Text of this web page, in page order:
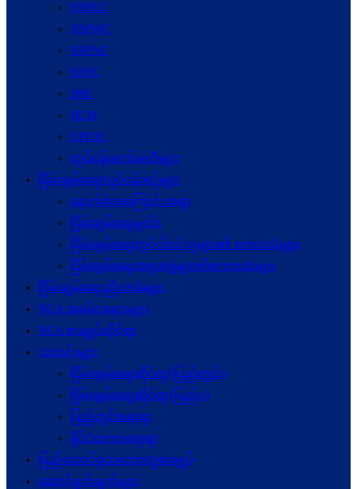
NSPCC
NSPWC
NSPNC
NSPC
JMC
JICM
UPDJC
လုပ်ငန်းကော်မတီများ
ငြိမ်းချမ်းရေးလုပ်ငန်းစဉ်များ
နောက်ခံအကြောင်းအရာ
ငြိမ်းချမ်းရေးမူဝါဒ
ငြိမ်းချမ်းရေးတွင်ပါဝင်သူများ၏ စကားသံများ
ငြိမ်းချမ်းရေးအစုအဖွဲ့များ၏စကားသံများ
ငြိမ်းချမ်းရေးညီလာခံများ
NCA အခမ်းအနားများ
NCA စာချုပ်ဆိုင်ရာ
သတင်းများ
ငြိမ်းချမ်းရေးဆိုင်ရာ(ပြည်တွင်း)
ငြိမ်းချမ်းရေးဆိုင်ရာ(ပြည်ပ)
ပြည်တွင်းရေးရာ
နိုင်ငံတကာရေးရာ
ပြည်ထောင်စုသဘောတူစာချုပ်
ဆောင်ရွက်ချက်များ